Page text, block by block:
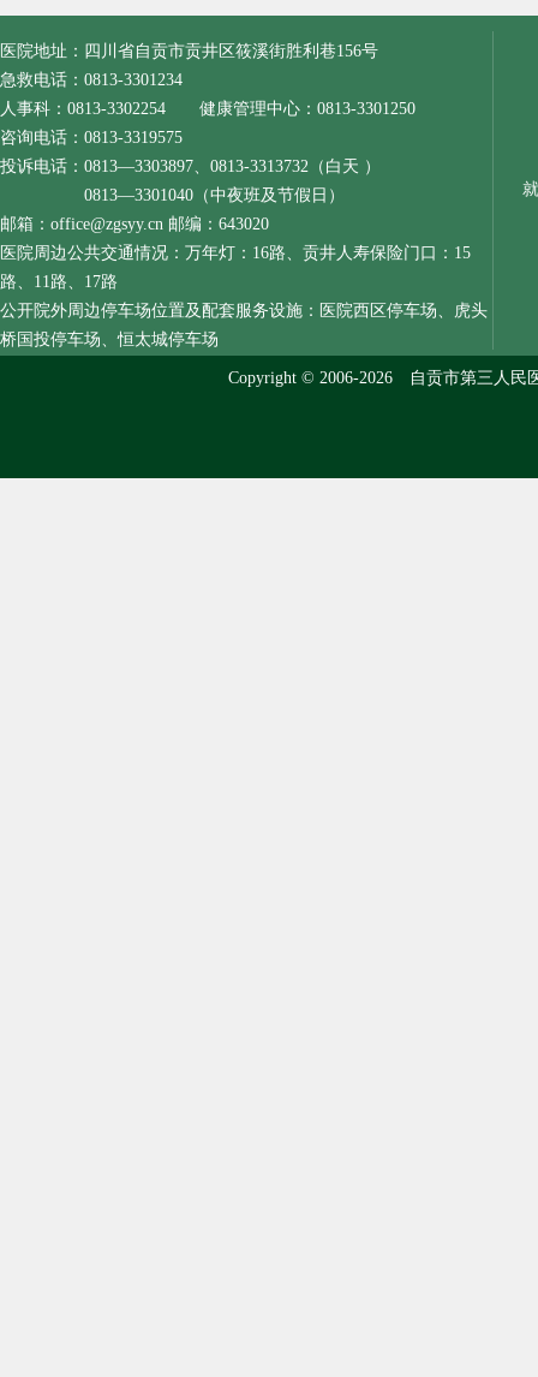
医院地址：四川省自贡市贡井区筱溪街胜利巷156号
急救电话：0813-3301234
人事科：0813-3302254 健康管理中心：0813-3301250
咨询电话：0813-3319575
投诉电话：0813—3303897、0813-3313732（白天 ）
0813—3301040（中夜班及节假日）
邮箱：office@zgsyy.cn 邮编：643020
医院周边公共交通情况：万年灯：16路、贡井人寿保险门口：15
路、11路、17路
公开院外周边停车场位置及配套服务设施：医院西区停车场、虎头
桥国投停车场、恒太城停车场
Copyright © 2006-2026 自贡市第三人